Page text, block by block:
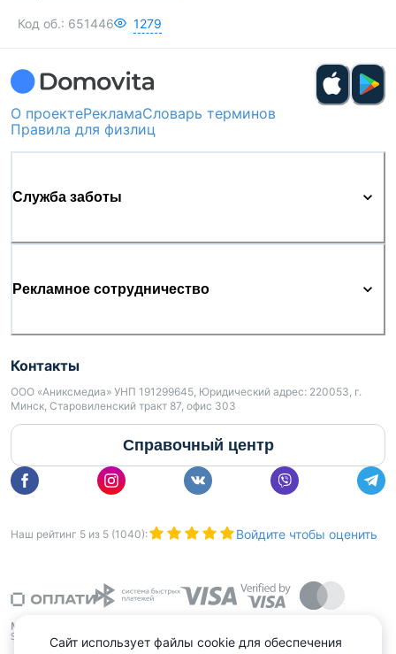
Код об.: 651446 1279
О проектеРекламаСловарь терминов
Правила для физлиц
Служба заботы
Рекламное сотрудничество
Контакты
ООО «Аниксмедиа» УНП 191299645, Юридический адрес: 220053, г.
Минск, Старовиленский тракт 87, офис 303
Справочный центр
Наш рейтинг 5 из 5 (1040): Войдите чтобы оценить
Сайт использует файлы cookie для обеспечения